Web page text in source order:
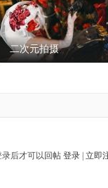
二次元拍摄
录后才可以回帖 登录 立即